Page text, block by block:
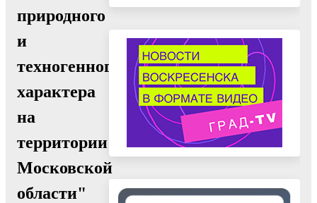
природного
и
техногенного
характера
на
территории
Московской
области"